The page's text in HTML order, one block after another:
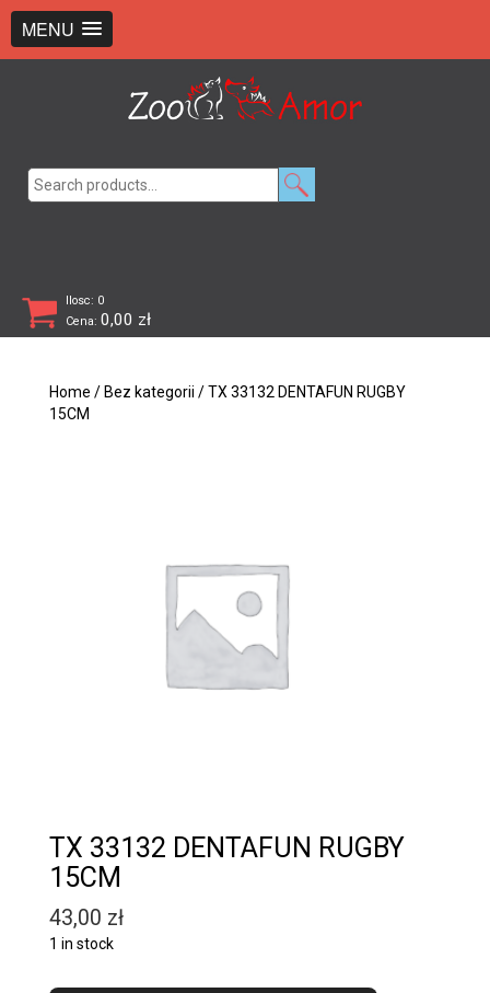
MENU
Ilosc: 0
Cena: 0,00 zł
Home / Bez kategorii / TX 33132 DENTAFUN RUGBY
15CM
TX 33132 DENTAFUN RUGBY
15CM
43,00 zł
1 in stock